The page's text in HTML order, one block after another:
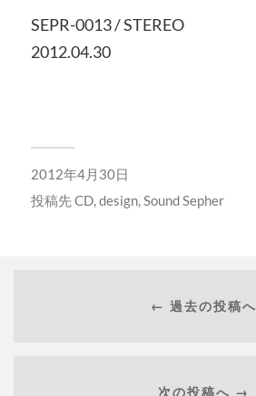
SEPR-0013 / STEREO
2012.04.30
2012年4月30日
投稿先CD,design,Sound Sepher
← 過去の投稿へ
次の投稿へ →